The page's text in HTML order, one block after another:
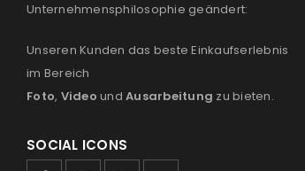
Unternehmensphilosophie geändert:
Unseren Kunden das beste Einkaufserlebnis
im Bereich
Foto, Video und Ausarbeitung zu bieten.
SOCIAL ICONS